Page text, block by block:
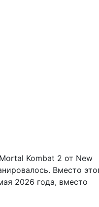
Kombat 2 от New
Вместо
2026 года, вместо